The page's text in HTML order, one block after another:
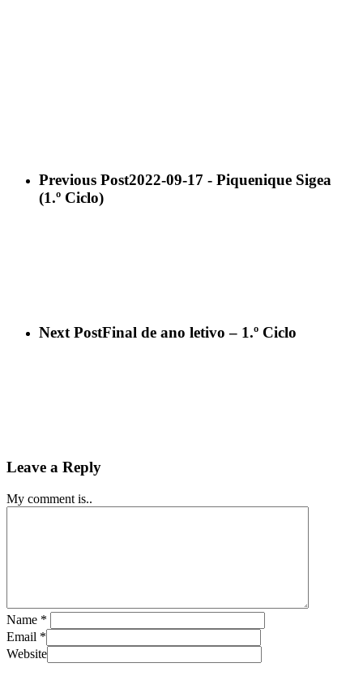
Previous Post2022-09-17 - Piquenique Sigea
(1.º Ciclo)
Next PostFinal de ano letivo – 1.º Ciclo
Leave a Reply
My comment is..
Name *
Email *
Website